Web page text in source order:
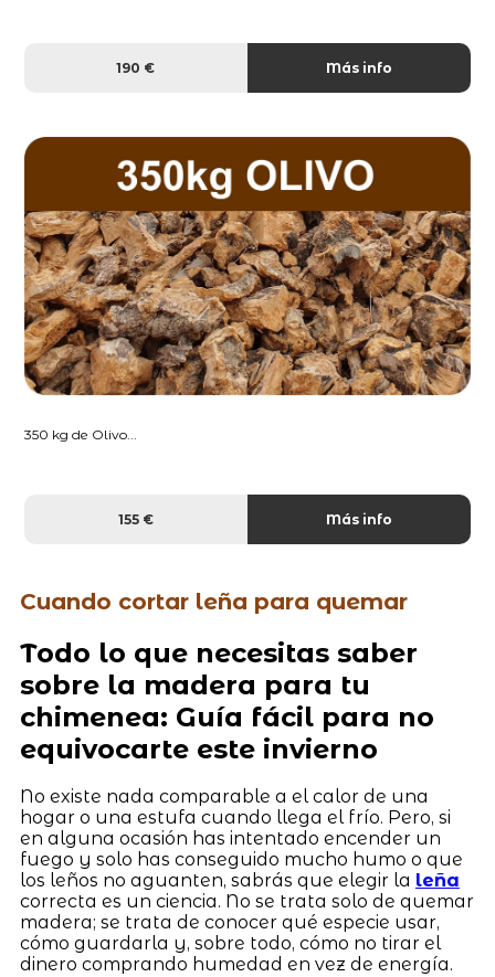
190 € Más info
350 kg de Olivo...
155 € Más info
Cuando cortar leña para quemar
Todo lo que necesitas saber
sobre la madera para tu
chimenea: Guía fácil para no
equivocarte este invierno
No existe nada comparable a el calor de una
hogar o una estufa cuando llega el frío. Pero, si
en alguna ocasión has intentado encender un
fuego y solo has conseguido mucho humo o que
los leños no aguanten, sabrás que elegir la leña
correcta es un ciencia. No se trata solo de quemar
madera; se trata de conocer qué especie usar,
cómo guardarla y, sobre todo, cómo no tirar el
dinero comprando humedad en vez de energía.